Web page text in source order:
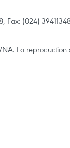
Fax: (024) 39411348
La